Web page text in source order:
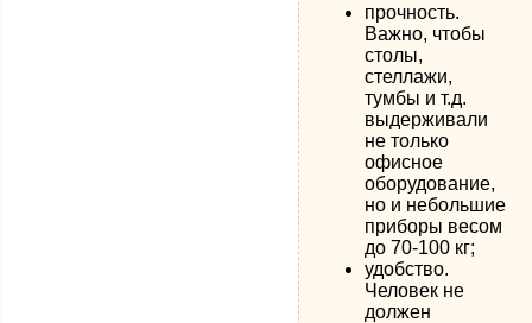
прочность.
Важно, чтобы
столы,
стеллажи,
тумбы и т.д.
выдерживали
не только
офисное
оборудование,
но и небольшие
приборы весом
до 70-100 кг;
удобство.
Человек не
должен